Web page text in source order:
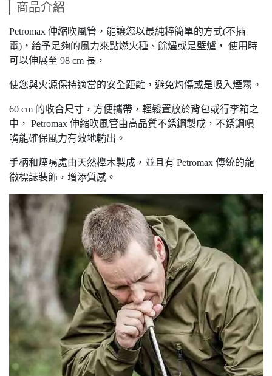
商品介紹
Petromax 伸縮吹風管，能讓您以最純粹簡單的方式(不插
電)，給予足夠的風力來點燃火種、餘燼或是壁爐， 使用時
可以伸展至 98 cm 長，
使您與火源保持適當的安全距離，避免灼傷或是吸入煙霧。
60 cm 的收合尺寸，方便攜帶，輕鬆置放於背包或行李箱之
中， Petromax 伸縮吹風管由高品質不銹鋼製成，不銹鋼噴
嘴能確保風力有效地輸出。
手柄和煙嘴處由天然櫸木製成，並且有 Petromax 傳統的龍
徽標誌裝飾，增添質感。